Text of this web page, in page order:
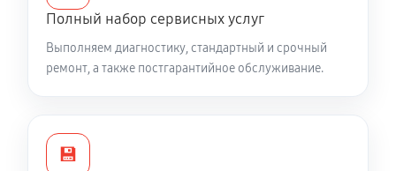
Полный набор сервисных услуг
Выполняем диагностику, стандартный и срочный
ремонт, а также постгарантийное обслуживание.
💾